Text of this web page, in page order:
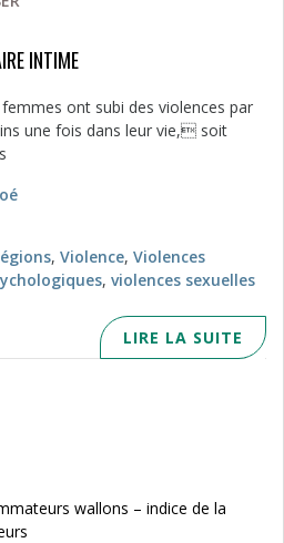
INTIME
ont subi des violences par
une fois dans leur vie, soit
, Violence, Violences
, violences sexuelles
LIRE LA SUITE
wallons – indice de la